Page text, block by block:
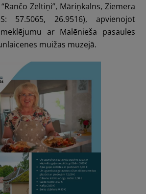
Zeltiņi”, Māriņkalns, Ziemera
57.5065, 26.9516), apvienojot
ar Malēnieša pasaules
muižas muzejā.